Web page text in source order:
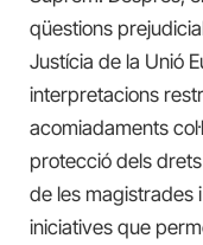
qüestions
Justícia de la Unió
interpretacions
acomiadaments
protecció dels
de les magistrades
iniciatives que